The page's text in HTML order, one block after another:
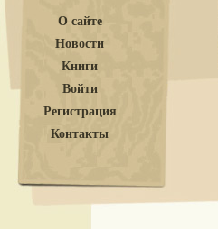
О сайте
Новости
Книги
Войти
Регистрация
Контакты